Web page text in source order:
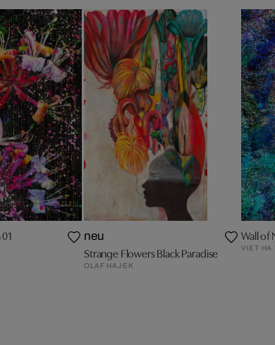
neu
Strange Flowers Black Paradise
OLAF HAJEK
Wall of
VIET HA